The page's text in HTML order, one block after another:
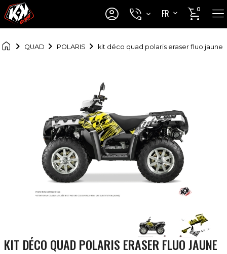
 
FR
EN

0 
 QUAD POLARIS kit déco quad polaris eraser fluo jaune
KIT DÉCO QUAD POLARIS ERASER FLUO JAUNE